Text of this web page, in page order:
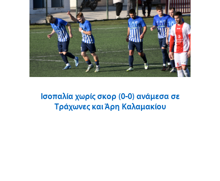
Ισοπαλία χωρίς σκορ (0-0) ανάμεσα σε
Τράχωνες και Άρη Καλαμακίου